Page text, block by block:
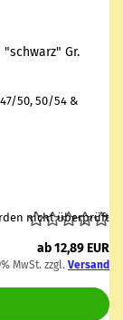
Gr.
50, 50/54 &
nicht überprüft
ab 12,89 EUR
MwSt. zzgl. Versand